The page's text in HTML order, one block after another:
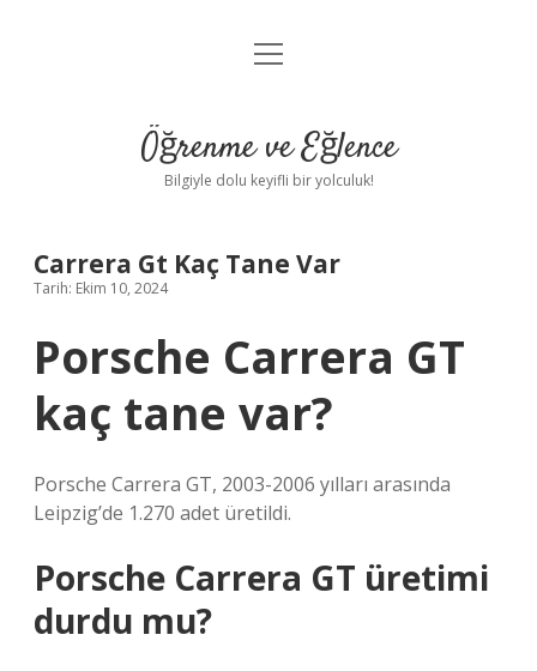
Anasayfa
Yasal Uyarı
menüyü
Öğrenme ve Eğlence
Bilgiyle dolu keyifli bir yolculuk!
Carrera Gt Kaç Tane Var
Tarih: Ekim 10, 2024
Porsche Carrera GT
kaç tane var?
Porsche Carrera GT, 2003-2006 yılları arasında
Leipzig’de 1.270 adet üretildi.
Porsche Carrera GT üretimi
durdu mu?